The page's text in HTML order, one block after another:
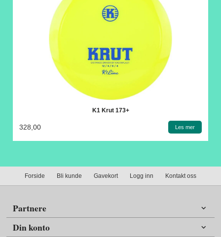
K1 Krut 173+
328,00 Les mer
Forside Bli kunde Gavekort Logg inn Kontakt oss
Partnere
Din konto